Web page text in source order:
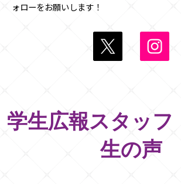
ォローをお願いします！
学生広報スタッフ
生の声